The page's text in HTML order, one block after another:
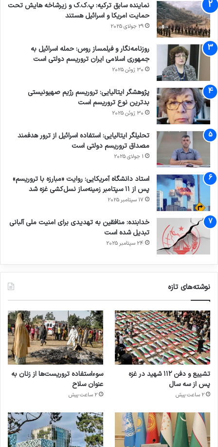
نماینده سابق ترکیه: پ.ک.ک و زیرشاخه هایش تحت
حمایت امریکا و اسرائیل هستند
29 جولای 2025
روزنامه‌نگار و فیلمساز روس: حمله اسرائیل به
جمهوری اسلامی ایران تروریسم دولتی است
30 ژوئن 2025
پژوهشگر ایتالیایی: تروریسم رژیم صهیونیستی
بدترین نوع تروریسم است
30 ژوئن 2025
تحلیلگر ایتالیایی: استفاده اسرائیل از ترور هدفمند
مصداق تروریسم دولتی است
1 جولای 2025
استاد دانشگاه آمریکایی: روایت «مبارزه با تروریسم»
پس از ۱۱ سپتامبر زمینه‌ساز نسل‌کشی غزه شد
17 سپتامبر 2025
خدابنده: منافقین به تهدیدی برای امنیت ملی آلبانی
تبدیل شده است
24 سپتامبر 2025
نوشته‌های تازه
تشییع و دفن ۱۱۲ شهید در غزه
پس از سه سال
2 ساعت پیش
سوءاستفاده تروریست‌ها از زنان به
عنوان سلاح
2 ساعت پیش